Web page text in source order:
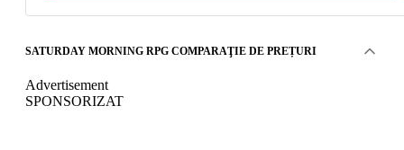
SATURDAY MORNING RPG COMPARAŢIE DE PREȚURI
Advertisement
SPONSORIZAT